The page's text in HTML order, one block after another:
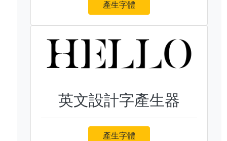
產生字體
英文設計字產生器
產生字體